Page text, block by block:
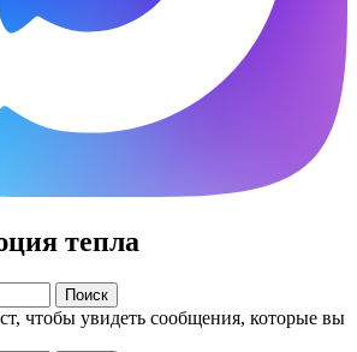
тепла
Поиск
чтобы увидеть сообщения, которые вы